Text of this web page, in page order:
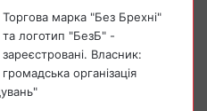
Торгова марка "Без Брехні"
та логотип "БезБ" -
зареєстровані. Власник:
громадська організація